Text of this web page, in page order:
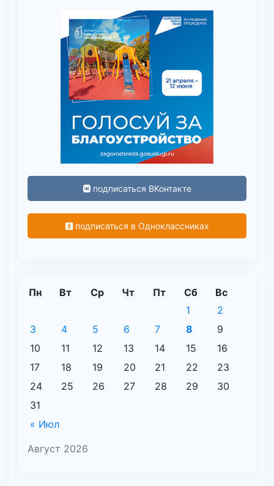
подписаться ВКонтакте
подписаться в Одноклассниках
Август 2026
Пн Вт Ср Чт Пт Сб Вс
« Июл
1
2
3
4 5 6 7 8
9
10
11 12 13 14 15
16
17
18 19 20 21 22
23
24
25 26 27 28 29
30
31